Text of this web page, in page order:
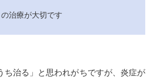
治療が大切です
ち治る」と思われがちですが、炎症が